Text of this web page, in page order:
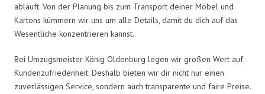
abläuft. Von der Planung bis zum Transport deiner Möbel und
Kartons kümmern wir uns um alle Details, damit du dich auf das
Wesentliche konzentrieren kannst.
Bei Umzugsmeister König Oldenburg legen wir großen Wert auf
Kundenzufriedenheit. Deshalb bieten wir dir nicht nur einen
zuverlässigen Service, sondern auch transparente und faire Preise.